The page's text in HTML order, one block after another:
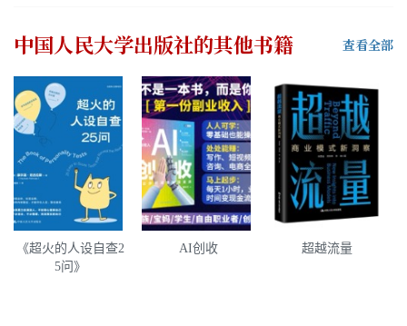
中国人民大学出版社的其他书籍 查看全部
《超火的人设自查2
5问》
AI创收 超越流量